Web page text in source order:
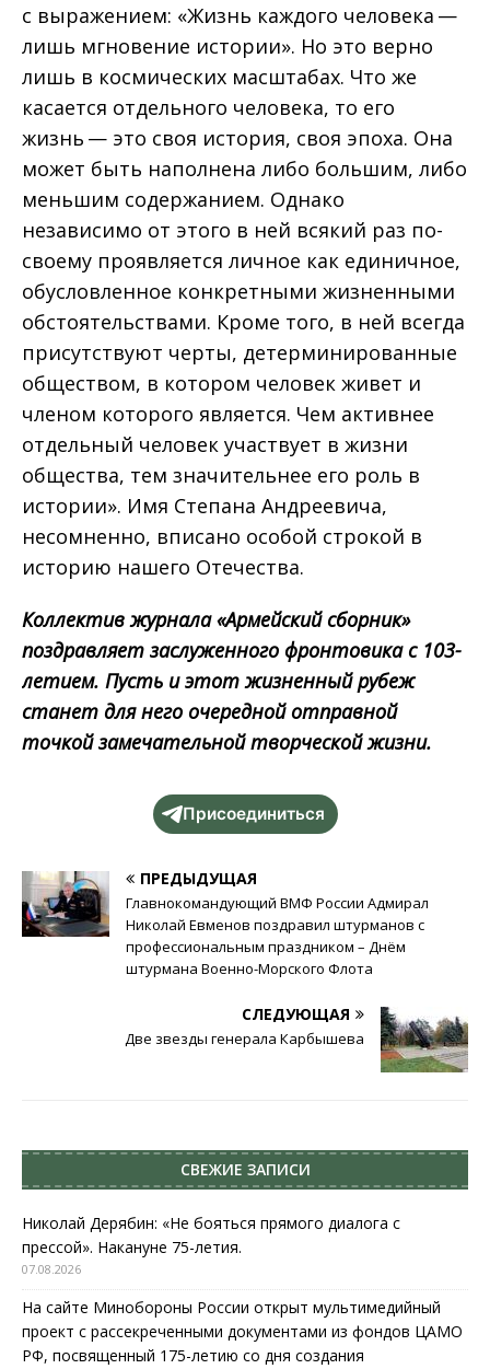
с выражением: «Жизнь каждого человека —
лишь мгновение истории». Но это верно
лишь в космических масштабах. Что же
касается отдельного человека, то его
жизнь — это своя история, своя эпоха. Она
может быть наполнена либо большим, либо
меньшим содержанием. Однако
независимо от этого в ней всякий раз по-
своему проявляется личное как единичное,
обусловленное конкретными жизненными
обстоятельствами. Кроме того, в ней всегда
присутствуют черты, детерминированные
обществом, в котором человек живет и
членом которого является. Чем активнее
отдельный человек участвует в жизни
общества, тем значительнее его роль в
истории». Имя Степана Андреевича,
несомненно, вписано особой строкой в
историю нашего Отечества.
Коллектив журнала «Армейский сборник»
поздравляет заслуженного фронтовика с 103-
летием. Пусть и этот жизненный рубеж
станет для него очередной отправной
точкой замечательной творческой жизни.
Присоединиться
ПРЕДЫДУЩАЯ
Главнокомандующий ВМФ России Адмирал
Николай Евменов поздравил штурманов с
профессиональным праздником – Днём
штурмана Военно-Морского Флота
СЛЕДУЮЩАЯ
Две звезды генерала Карбышева
СВЕЖИЕ ЗАПИСИ
Николай Дерябин: «Не бояться прямого диалога с
прессой». Накануне 75-летия.
07.08.2026
На сайте Минобороны России открыт мультимедийный
проект с рассекреченными документами из фондов ЦАМО
РФ, посвященный 175-летию со дня создания